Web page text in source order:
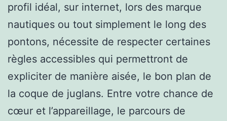
profil idéal, sur internet, lors des marque
nautiques ou tout simplement le long des
pontons, nécessite de respecter certaines
règles accessibles qui permettront de
expliciter de manière aisée, le bon plan de
la coque de juglans. Entre votre chance de
cœur et l’appareillage, le parcours de